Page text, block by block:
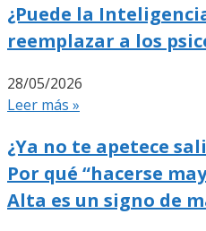
¿Puede la
reemplazar a los
28/05/2026
Leer más »
¿Ya no te apetece
Por qué “hacerse
Alta es un signo de